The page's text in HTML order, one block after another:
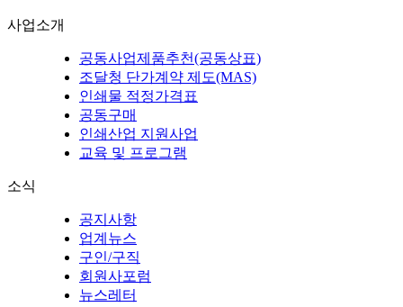
사업소개
공동사업제품추천(공동상표)
조달청 단가계약 제도(MAS)
인쇄물 적정가격표
공동구매
인쇄산업 지원사업
교육 및 프로그램
소식
공지사항
업계뉴스
구인/구직
회원사포럼
뉴스레터